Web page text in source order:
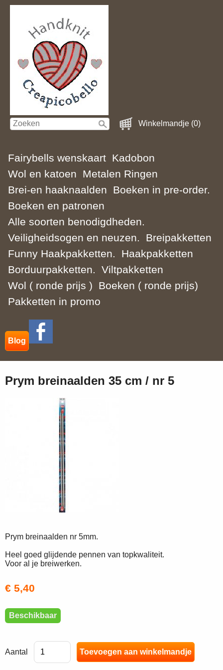
Winkelmandje (0)
Fairybells wenskaart Kadobon
Wol en katoen
Metalen Ringen
Brei-en haaknaalden
Boeken in pre-order.
Boeken en patronen
Alle soorten benodigdheden.
Veiligheidsogen en neuzen.
Breipakketten
Funny Haakpakketten.
Haakpakketten
Borduurpakketten.
Viltpakketten
Wol ( ronde prijs )
Boeken ( ronde prijs)
Pakketten in promo
Blog
Prym breinaalden 35 cm / nr 5
Prym breinaalden nr 5mm.
Heel goed glijdende pennen van topkwaliteit.
Voor al je breiwerken.
€ 5,40
Beschikbaar
Aantal